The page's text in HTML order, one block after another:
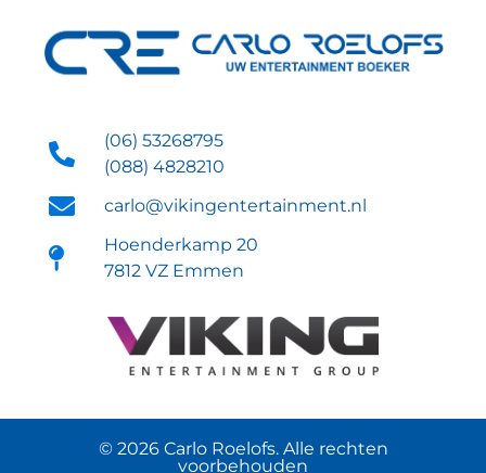
(06) 53268795
(088) 4828210
carlo@vikingentertainment.nl
Hoenderkamp 20
7812 VZ Emmen
© 2026 Carlo Roelofs. Alle rechten
voorbehouden